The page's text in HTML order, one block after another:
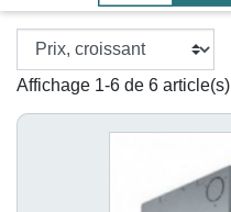
Affichage 1-6 de 6 article(s)